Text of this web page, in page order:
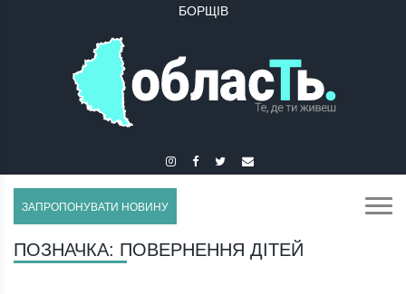
БОРЩІВ
ЗАПРОПОНУВАТИ НОВИНУ
ПОЗНАЧКА: ПОВЕРНЕННЯ ДІТЕЙ